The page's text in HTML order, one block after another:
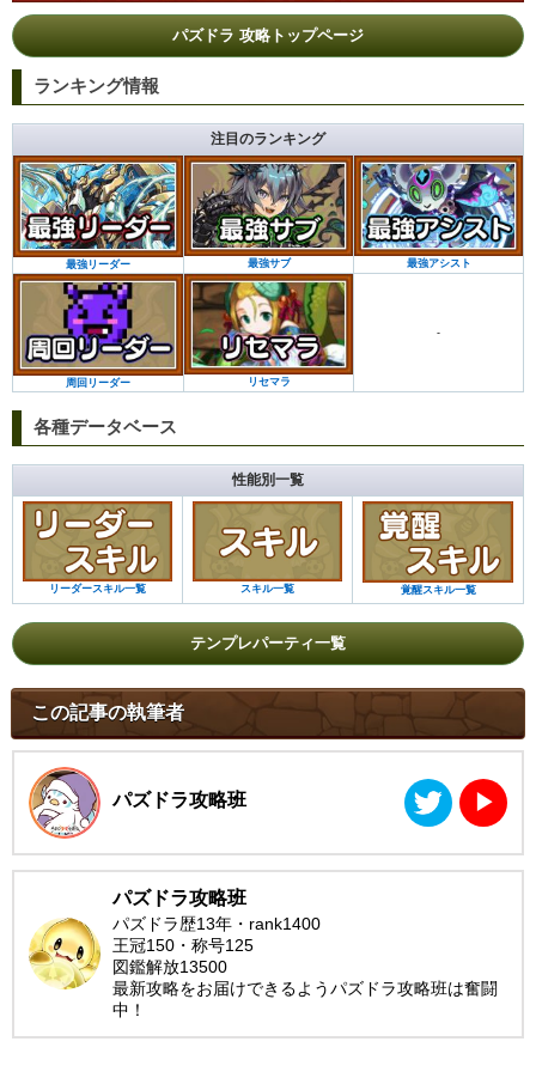
パズドラ 攻略トップページ
ランキング情報
注目のランキング
最強リーダー 最強サブ 最強アシスト
周回リーダー リセマラ
-
各種データベース
性能別一覧
リーダースキル一覧 スキル一覧 覚醒スキル一覧
テンプレパーティ一覧
この記事の執筆者
パズドラ攻略班 ▶︎
パズドラ攻略班
パズドラ歴13年・rank1400
王冠150・称号125
図鑑解放13500
最新攻略をお届けできるようパズドラ攻略班は奮闘
中！